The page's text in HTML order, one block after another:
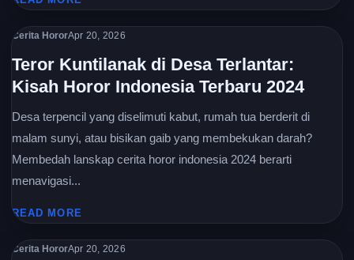
Cerita HororApr 20, 2026
Teror Kuntilanak di Desa Terlantar:
Kisah Horor Indonesia Terbaru 2024
Desa terpencil yang diselimuti kabut, rumah tua berderit di
malam sunyi, atau bisikan gaib yang membekukan darah?
Membedah lanskap cerita horor indonesia 2024 berarti
menavigasi...
READ MORE
Cerita HororApr 20, 2026